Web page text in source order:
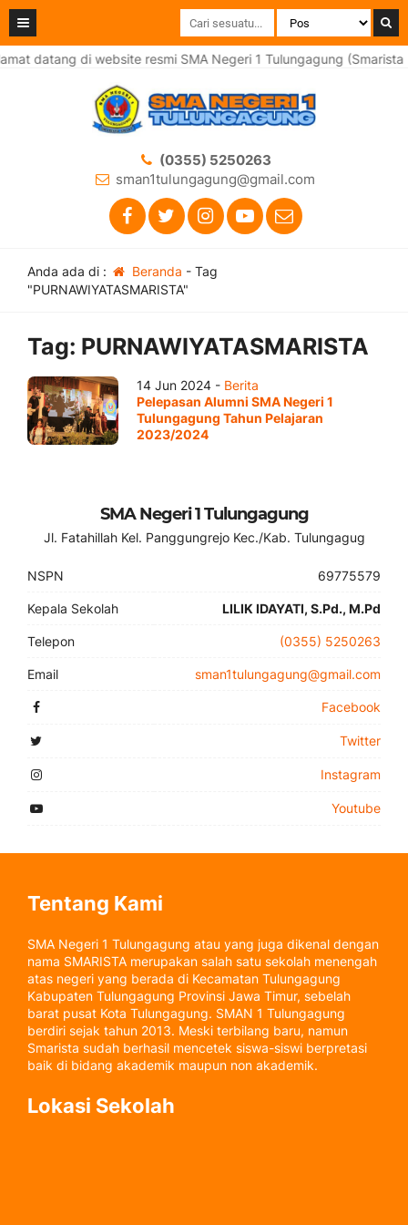
datang di website resmi SMA Negeri 1 Tulungagung (Smarista
(0355) 5250263
sman1tulungagung@gmail.com
Anda ada di : Beranda - Tag
"PURNAWIYATASMARISTA"
Tag: PURNAWIYATASMARISTA
14 Jun 2024 - Berita
Pelepasan Alumni SMA Negeri 1
Tulungagung Tahun Pelajaran
2023/2024
SMA Negeri 1 Tulungagung
Jl. Fatahillah Kel. Panggungrejo Kec./Kab. Tulungagug
NSPN 69775579
Kepala Sekolah LILIK IDAYATI, S.Pd., M.Pd
Telepon (0355) 5250263
Email sman1tulungagung@gmail.com
Facebook
Twitter
Instagram
Youtube
Tentang Kami
SMA Negeri 1 Tulungagung atau yang juga dikenal dengan
nama SMARISTA merupakan salah satu sekolah menengah
atas negeri yang berada di Kecamatan Tulungagung
Kabupaten Tulungagung Provinsi Jawa Timur, sebelah
barat pusat Kota Tulungagung. SMAN 1 Tulungagung
berdiri sejak tahun 2013. Meski terbilang baru, namun
Smarista sudah berhasil mencetek siswa-siswi berpretasi
baik di bidang akademik maupun non akademik.
Lokasi Sekolah